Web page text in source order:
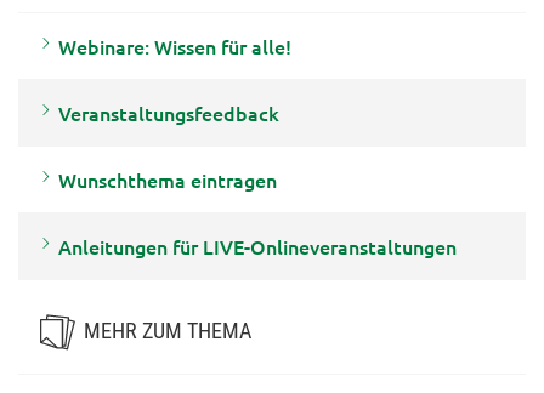
Webinare: Wissen für alle!
Veranstaltungsfeedback
Wunschthema eintragen
Anleitungen für LIVE-Onlineveranstaltungen
MEHR ZUM THEMA